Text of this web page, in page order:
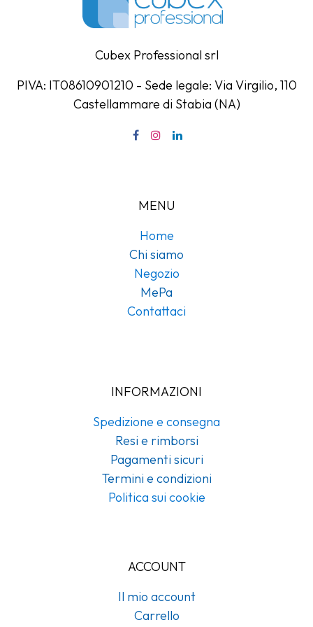
Cubex Professional srl
PIVA: IT08610901210 - Sede legale: Via Virgilio, 110
Castellammare di Stabia (NA)
MENU
Home
Chi siamo
Negozio
MePa
Contattaci
INFORMAZIONI
Spedizione e consegna
Resi e rimborsi
Pagamenti sicuri
Termini e condizioni
Politica sui cookie
ACCOUNT
Il mio account
Carrello